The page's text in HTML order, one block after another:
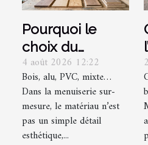
Pourquoi le
choix du
matériau
change-t-il tout
dans une
menuiserie sur-
mesure ?
4 août 2026 12:22
Bois, alu, PVC, mixte…
Dans la menuiserie sur-
mesure, le matériau n’est
pas un simple détail
esthétique,...